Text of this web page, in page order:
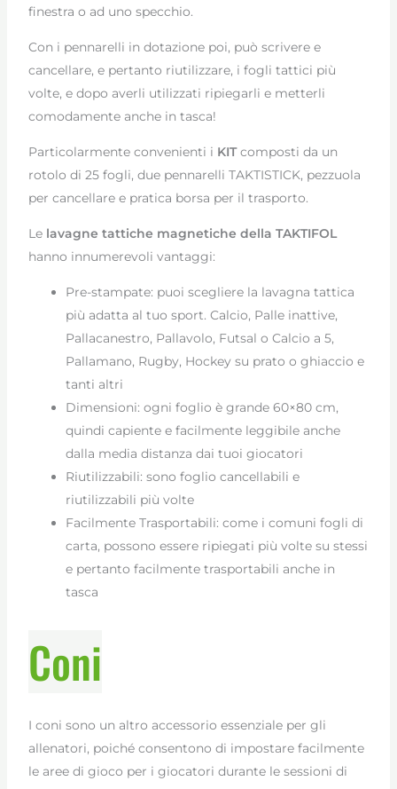
finestra o ad uno specchio.
Con i pennarelli in dotazione poi, può scrivere e
cancellare, e pertanto riutilizzare, i fogli tattici più
volte, e dopo averli utilizzati ripiegarli e metterli
comodamente anche in tasca!
Particolarmente convenienti i KITcomposti da un
rotolo di 25 fogli, due pennarelli TAKTISTICK, pezzuola
per cancellare e pratica borsa per il trasporto.
Le lavagne tattiche magnetiche della TAKTIFOL
hanno innumerevoli vantaggi:
Pre-stampate: puoi scegliere la lavagna tattica
più adatta al tuo sport. Calcio, Palle inattive,
Pallacanestro, Pallavolo, Futsal o Calcio a 5,
Pallamano, Rugby, Hockey su prato o ghiaccio e
tanti altri
Dimensioni: ogni foglio è grande 60×80 cm,
quindi capiente e facilmente leggibile anche
dalla media distanza dai tuoi giocatori
Riutilizzabili: sono foglio cancellabili e
riutilizzabili più volte
Facilmente Trasportabili: come i comuni fogli di
carta, possono essere ripiegati più volte su stessi
e pertanto facilmente trasportabili anche in
tasca
Coni
I coni sono un altro accessorio essenziale per gli
allenatori, poiché consentono di impostare facilmente
le aree di gioco per i giocatori durante le sessioni di